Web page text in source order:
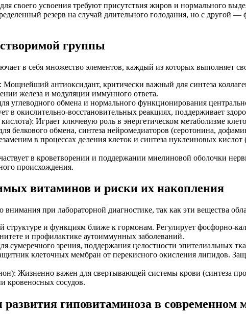
своего усвоения требуют присутствия жиров и нормального
резерв на случай длительного голодания, но с другой
группы
в себя множество элементов, каждый из которых выполняет
Мощнейший антиоксидант, критически важный для синтеза
железа и модуляции иммунного ответа.
углеводного обмена и нормального функционирования
в окислительно-восстановительных реакциях, поддерживает
Играет ключевую роль в энергетическом метаболизме
белкового обмена, синтеза нейромедиаторов (серотонина,
в процессах деления клеток и синтеза нуклеиновых
в кроветворении и поддержании миелиновой оболочки
происхождения.
витаминов и риски их накопления
внимания при лабораторной диагностике, так как эти вещества
и функциям ближе к гормонам. Регулирует фосфорно-
и профилактике аутоиммунных заболеваний.
сумеречного зрения, поддержания целостности эпителиальных
клеточных мембран от перекисного окисления липидов.
Жизненно важен для свертывающей системы крови (синтеза
кровеносных сосудов.
гиповитаминоза в современном